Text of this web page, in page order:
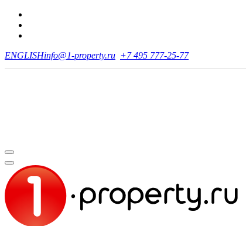
ENGLISHinfo@1-property.ru +7 495 777-25-77